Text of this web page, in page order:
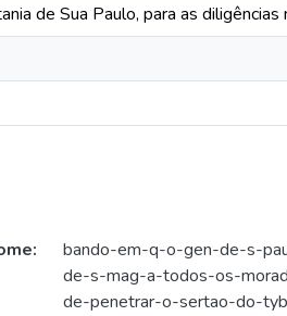
de Sua Paulo, para as
bando-em-q-o-gen-de-s-
de-s-mag-a-todos-os-
de-penetrar-o-sertao-do-